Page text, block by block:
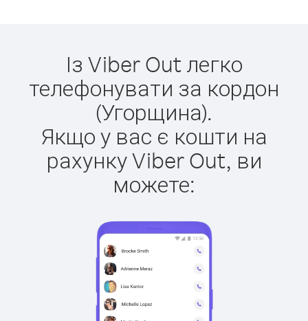
Із Viber Out легко
телефонувати за кордон
(Угорщина).
Якщо у вас є кошти на
рахунку Viber Out, ви
можете: